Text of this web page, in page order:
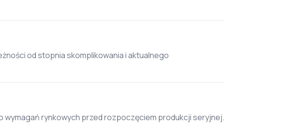
od stopnia skomplikowania i aktualnego
wymagań rynkowych przed rozpoczęciem produkcji seryjnej.